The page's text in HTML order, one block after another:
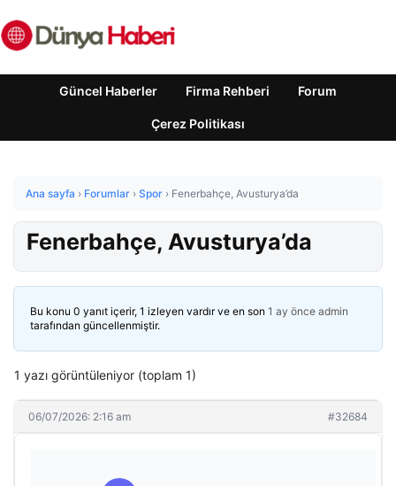
Güncel Haberler Firma Rehberi Forum
Çerez Politikası
Ana sayfa › Forumlar › Spor › Fenerbahçe, Avusturya’da
Fenerbahçe, Avusturya’da
Bu konu 0 yanıt içerir, 1 izleyen vardır ve en son 1 ay önce admin
tarafından güncellenmiştir.
1 yazı görüntüleniyor (toplam 1)
06/07/2026: 2:16 am #32684